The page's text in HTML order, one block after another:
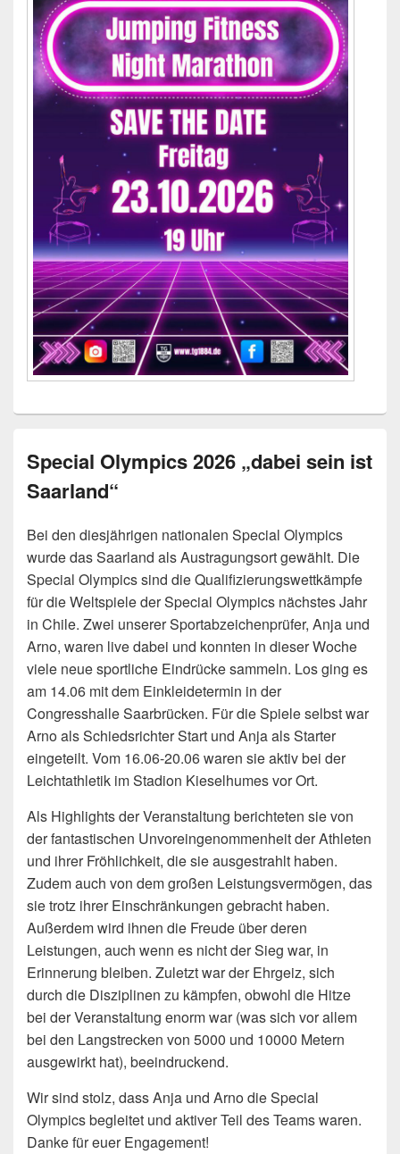
Special Olympics 2026 „dabei sein ist
Saarland“
Bei den diesjährigen nationalen Special Olympics
wurde das Saarland als Austragungsort gewählt. Die
Special Olympics sind die Qualifizierungswettkämpfe
für die Weltspiele der Special Olympics nächstes Jahr
in Chile. Zwei unserer Sportabzeichenprüfer, Anja und
Arno, waren live dabei und konnten in dieser Woche
viele neue sportliche Eindrücke sammeln. Los ging es
am 14.06 mit dem Einkleidetermin in der
Congresshalle Saarbrücken. Für die Spiele selbst war
Arno als Schiedsrichter Start und Anja als Starter
eingeteilt. Vom 16.06-20.06 waren sie aktiv bei der
Leichtathletik im Stadion Kieselhumes vor Ort.
Als Highlights der Veranstaltung berichteten sie von
der fantastischen Unvoreingenommenheit der Athleten
und ihrer Fröhlichkeit, die sie ausgestrahlt haben.
Zudem auch von dem großen Leistungsvermögen, das
sie trotz ihrer Einschränkungen gebracht haben.
Außerdem wird ihnen die Freude über deren
Leistungen, auch wenn es nicht der Sieg war, in
Erinnerung bleiben. Zuletzt war der Ehrgeiz, sich
durch die Disziplinen zu kämpfen, obwohl die Hitze
bei der Veranstaltung enorm war (was sich vor allem
bei den Langstrecken von 5000 und 10000 Metern
ausgewirkt hat), beeindruckend.
Wir sind stolz, dass Anja und Arno die Special
Olympics begleitet und aktiver Teil des Teams waren.
Danke für euer Engagement!